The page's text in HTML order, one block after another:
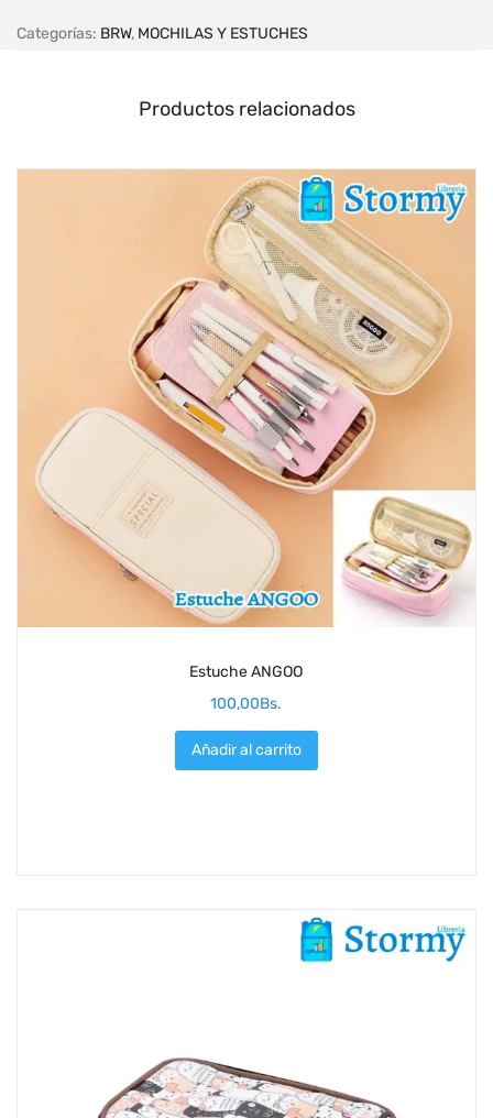
Categorías: BRW, MOCHILAS Y ESTUCHES
Productos relacionados
Estuche ANGOO
100,00Bs.
Añadir al carrito